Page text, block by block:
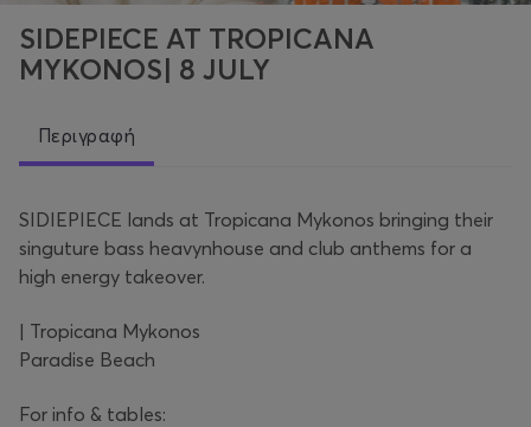
SIDEPIECE AT TROPICANA
MYKONOS| 8 JULY
Περιγραφή
SIDIEPIECE lands at Tropicana Mykonos bringing their
singuture bass heavynhouse and club anthems for a
high energy takeover.
| Tropicana Mykonos
Paradise Beach
For info & tables: